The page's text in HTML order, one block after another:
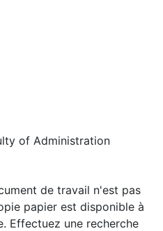
of Administration
de travail n'est pas
papier est disponible à
Effectuez une recherche